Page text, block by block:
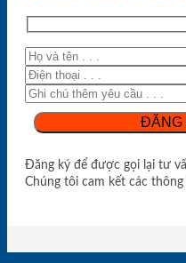
Đăng ký để được gọi lại tư
Chúng tôi cam kết các